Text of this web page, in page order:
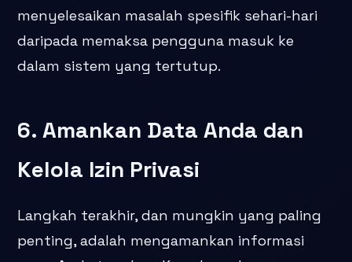
menyelesaikan masalah spesifik sehari-hari
daripada memaksa pengguna masuk ke
dalam sistem yang tertutup.
6. Amankan Data Anda dan
Kelola Izin Privasi
Langkah terakhir, dan mungkin yang paling
penting, adalah mengamankan informasi